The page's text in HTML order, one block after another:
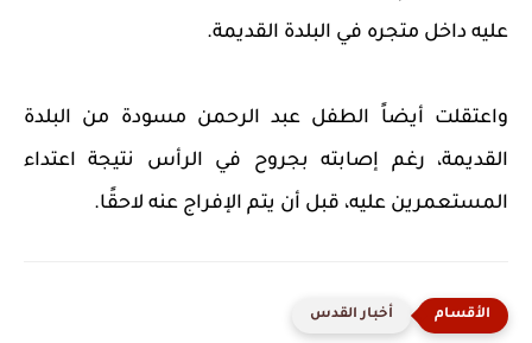
عليه داخل متجره في البلدة القديمة.
واعتقلت أيضاً الطفل عبد الرحمن مسودة من البلدة
القديمة، رغم إصابته بجروح في الرأس نتيجة اعتداء
المستعمرين عليه، قبل أن يتم الإفراج عنه لاحقًا.
أخبار القدس